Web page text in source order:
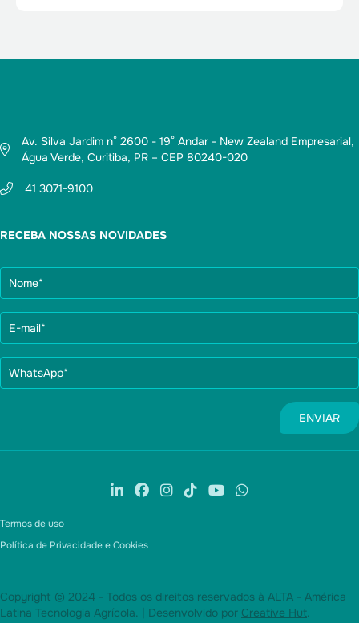
Av. Silva Jardim n° 2600 - 19° Andar - New Zealand Empresarial,
Água Verde, Curitiba, PR – CEP 80240-020
41 3071-9100
RECEBA NOSSAS NOVIDADES
Termos de uso
Política de Privacidade e Cookies
Copyright © 2024 - Todos os direitos reservados à ALTA - América
Latina Tecnologia Agrícola. | Desenvolvido por Creative Hut.